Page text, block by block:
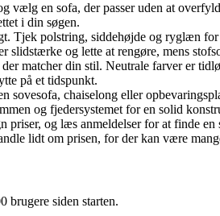
vælg en sofa, der passer uden at
i din søgen.
Tjek polstring, siddehøjde og ryglæn
slidstærke og lette at rengøre, mens
matcher din stil. Neutrale farver er
på et tidspunkt.
sovesofa, chaiselong eller
og fjedersystemet for en solid
priser, og læs anmeldelser for at finde
lidt om prisen, for der kan være
brugere siden starten.